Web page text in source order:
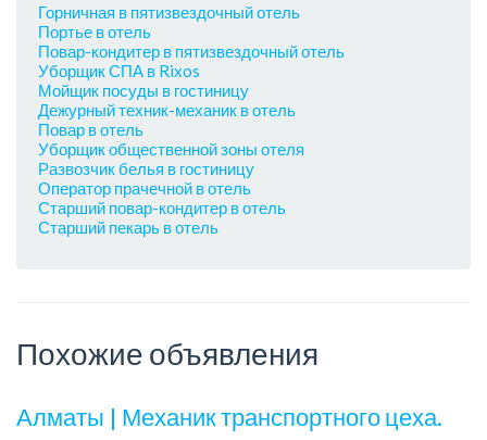
Горничная в пятизвездочный отель
Портье в отель
Повар-кондитер в пятизвездочный отель
Уборщик СПА в Rixos
Мойщик посуды в гостиницу
Дежурный техник-механик в отель
Повар в отель
Уборщик общественной зоны отеля
Развозчик белья в гостиницу
Оператор прачечной в отель
Старший повар-кондитер в отель
Старший пекарь в отель
Похожие объявления
Алматы | Механик транспортного цеха.